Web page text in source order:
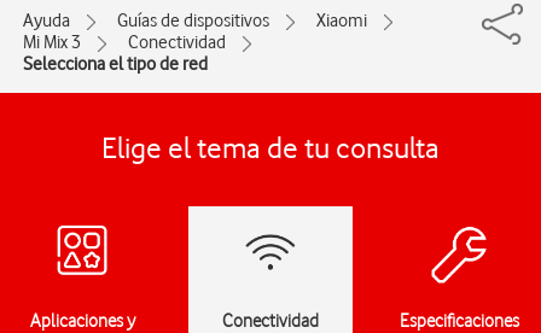
Ayuda Guías de dispositivos
Xiaomi
Mi Mix 3
Conectividad
Selecciona el tipo de red
Elige el tema de tu consulta
Aplicaciones y
Conectividad Especificaciones